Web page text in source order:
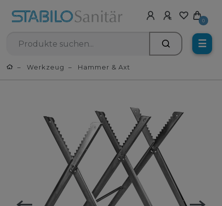
0
☰
Werkzeug Hammer & Axt